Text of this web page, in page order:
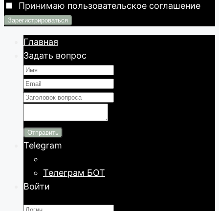
Принимаю пользовательское соглашение
Главная
Задать вопрос
Отправить
Telegram
Телеграм БОТ
Войти